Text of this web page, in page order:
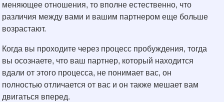
меняющее отношения, то вполне естественно, что
различия между вами и вашим партнером еще больше
возрастают.
Когда вы проходите через процесс пробуждения, тогда
вы осознаете, что ваш партнер, который находится
вдали от этого процесса, не понимает вас, он
полностью отличается от вас и он также мешает вам
двигаться вперед.